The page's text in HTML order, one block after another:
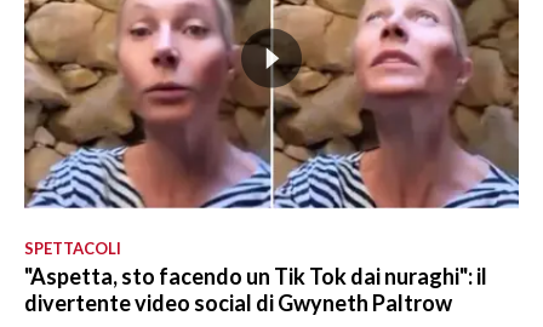
SPETTACOLI
"Aspetta, sto facendo un Tik Tok dai nuraghi": il
divertente video social di Gwyneth Paltrow